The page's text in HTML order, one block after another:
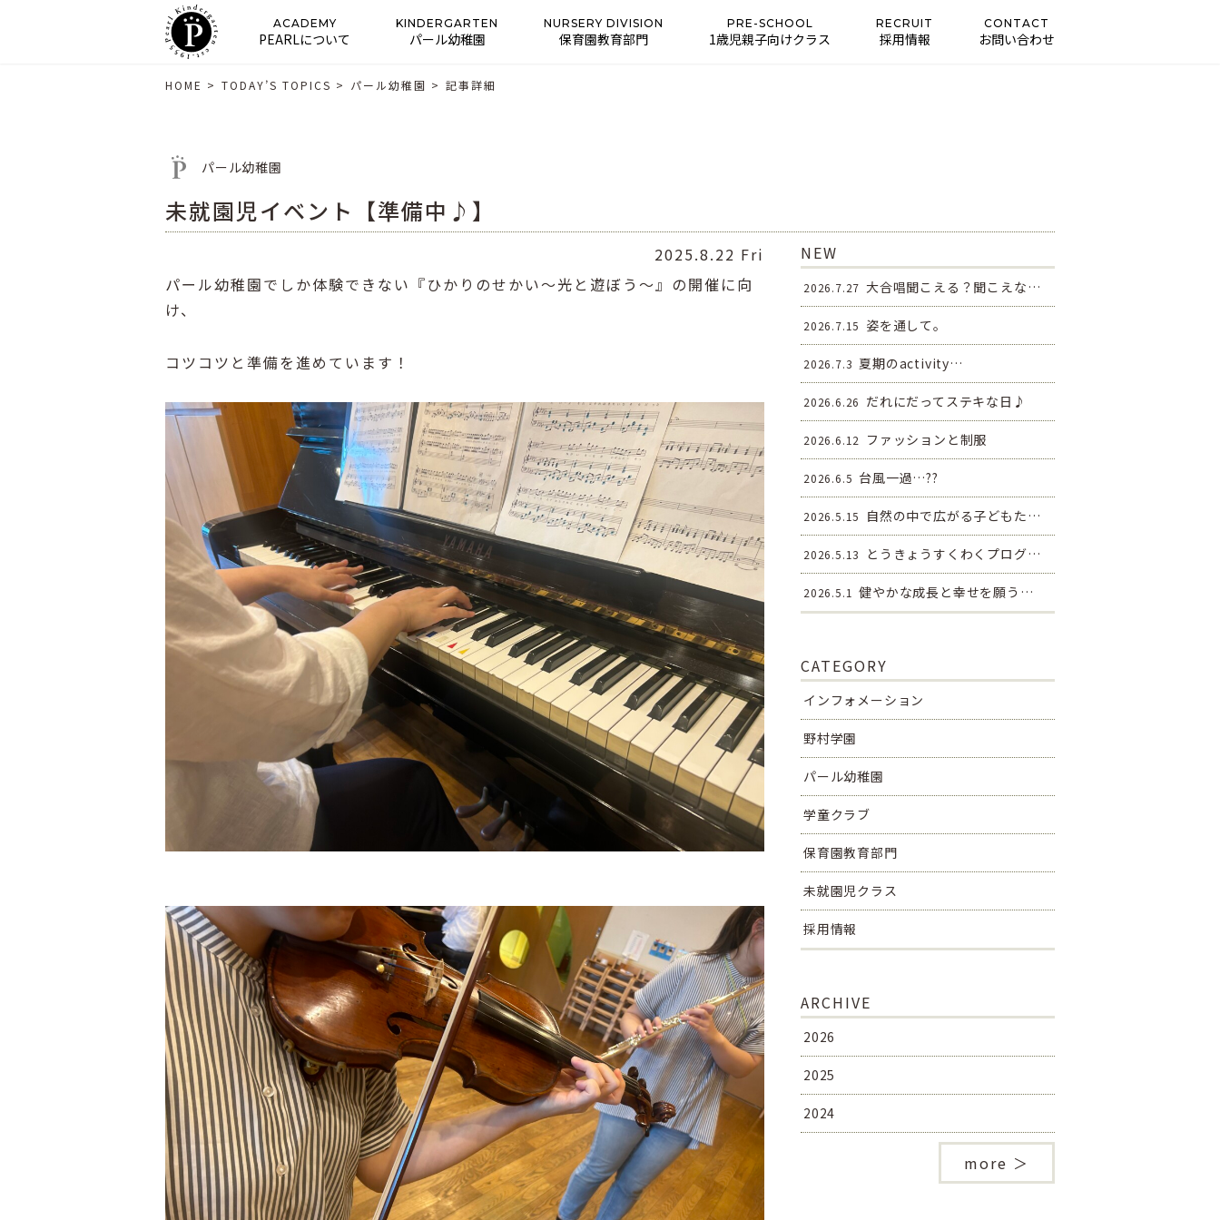
ACADEMY
PEARLについて
KINDERGARTEN
パール幼稚園
NURSERY DIVISION
保育園教育部門
PRE-SCHOOL
1歳児親子向けクラス
RECRUIT
採用情報
CONTACT
お問い合わせ
HOME > TODAY’S TOPICS > パール幼稚園 > 記事詳細
パール幼稚園
未就園児イベント【準備中♪】
2025.8.22 Fri
パール幼稚園でしか体験できない『ひかりのせかい〜光と遊ぼう〜』の開催に向
け、
コツコツと準備を進めています！
NEW
2026.7.27 大合唱聞こえる？聞こえな…
2026.7.15 姿を通して。
2026.7.3 夏期のactivity…
2026.6.26 だれにだってステキな日♪
2026.6.12 ファッションと制服
2026.6.5 台風一過…??
2026.5.15 自然の中で広がる子どもた…
2026.5.13 とうきょうすくわくプログ…
2026.5.1 健やかな成長と幸せを願う…
CATEGORY
インフォメーション
野村学園
パール幼稚園
学童クラブ
保育園教育部門
未就園児クラス
採用情報
ARCHIVE
2026
2025
2024
more ＞